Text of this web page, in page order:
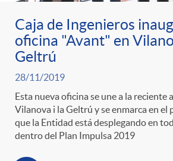
Caja de Ingenieros
oficina "Avant" en
Geltrú
28/11/2019
Esta nueva oficina se une a la reciente
Vilanova i la Geltrú y se enmarca en el
que la Entidad está desplegando en
dentro del Plan Impulsa 2019